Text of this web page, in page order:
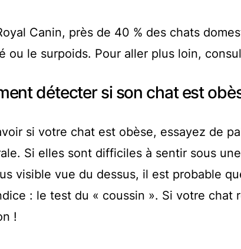
Canin, près de 40 % des chats
ou le surpoids. Pour aller plus loin,
détecter si son chat est
si votre chat est obèse, essayez de
Si elles sont difficiles à sentir sous
visible vue du dessus, il est probable
: le test du « coussin ». Si votre chat
!